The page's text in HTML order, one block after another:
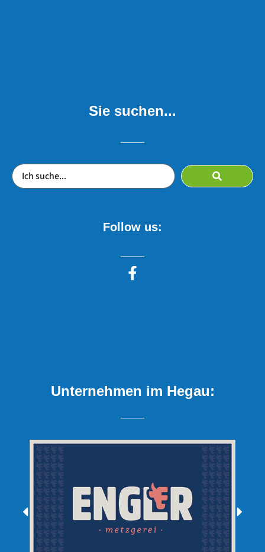
Sie suchen...
Follow us:
Unternehmen im Hegau: